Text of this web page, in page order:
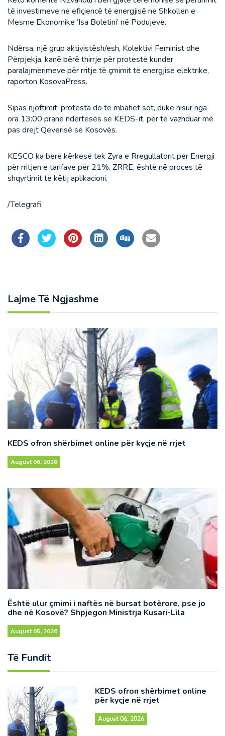
të investimeve në efiçiencë të energjisë në Shkollën e
Mesme Ekonomike ‘Isa Boletini’ në Podujevë.
Ndërsa, një grup aktivistësh/esh, Kolektivi Feminist dhe
Përpjekja, kanë bërë thirrje për protestë kundër
paralajmërimeve për rritje të çmimit të energjisë elektrike,
raporton KosovaPress.
Sipas njoftimit, protesta do të mbahet sot, duke nisur nga
ora 13:00 pranë ndërtesës së KEDS-it, për të vazhduar më
pas drejt Qeverisë së Kosovës.
KESCO ka bërë kërkesë tek Zyra e Rregullatorit për Energji
për rritjen e tarifave për 21%. ZRRE, është në proces të
shqyrtimit të këtij aplikacioni.
/Telegrafi
Lajme Të Ngjashme
KEDS ofron shërbimet online për kyçje në rrjet
August 06, 2026
Është ulur çmimi i naftës në bursat botërore, pse jo
dhe në Kosovë? Shpjegon Ministrja Kusari-Lila
August 05, 2026
Të Fundit
KEDS ofron shërbimet online
për kyçje në rrjet
August 06, 2026